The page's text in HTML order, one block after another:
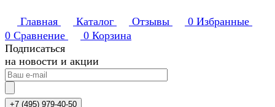
Главная Каталог Отзывы 0 Избранные
0 Сравнение 0 Корзина
Подписаться
на новости и акции
+7 (495) 979-40-50